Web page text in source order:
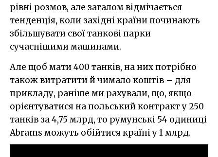
рівні розмов, але загалом відмічається
тенденція, коли західні країни починають
збільшувати свої танкові парки
сучаснішими машинами.
Але щоб мати 400 танків, на них потрібно
також витратити й чимало коштів – для
прикладу, раніше ми рахували, що, якщо
орієнтуватися на польський контракт у 250
танків за 4,75 млрд, то румунські 54 одиниці
Abrams можуть обійтися країні у 1 млрд.